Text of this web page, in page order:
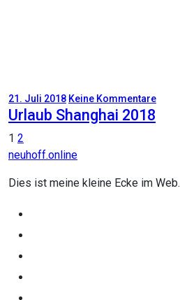
21. Juli 2018 Keine Kommentare
Urlaub Shanghai 2018
Seitennummerierung
der
Beiträge
1 2
neuhoff.online
Dies ist meine kleine Ecke im Web.